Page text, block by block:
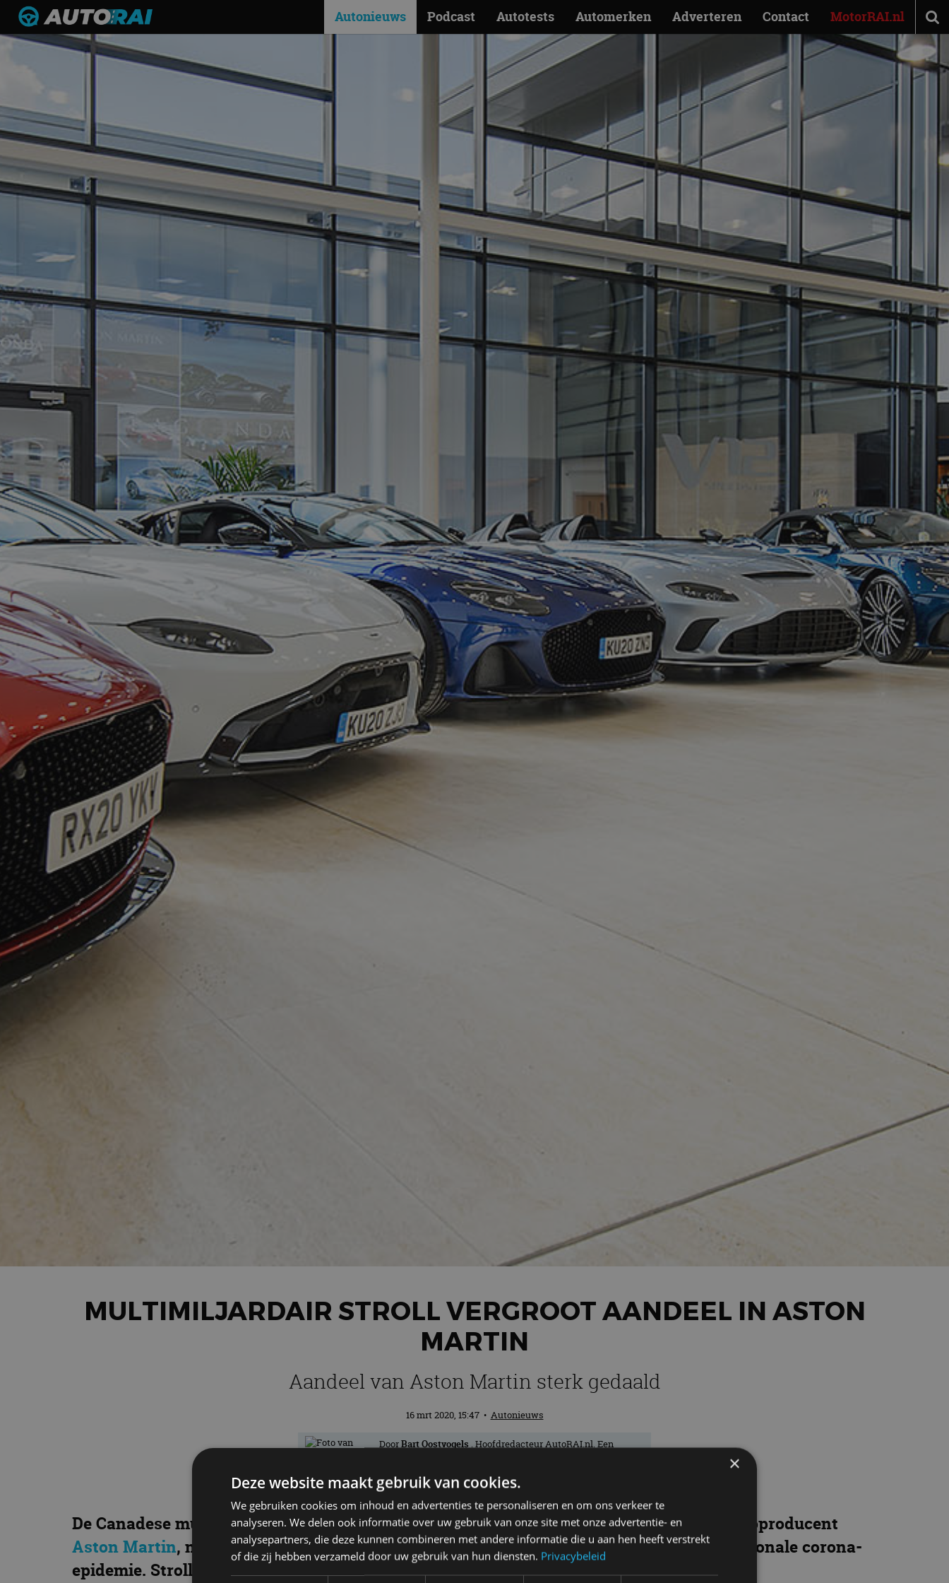
Autonieuws Podcast Autotests Automerken Adverteren Contact MotorRAI.nl
MULTIMILJARDAIR STROLL VERGROOT AANDEEL IN ASTON
MARTIN
Aandeel van Aston Martin sterk gedaald
16 mrt 2020, 15:47 • Autonieuws
DoorBart Oostvogels . Hoofdredacteur AutoRAI.nl. Een
De Canadese multimiljardair Lawrence Stroll vergroot zijn aandeel in de Britse sportautoproducent
Aston Martin, nu het aandeel van dit merk sterk is gedaald door onder meer de internationale corona-
epidemie. Stroll slaat direct toe en koopt meer aandelen, meldtAutoCar.
×
Deze website maakt gebruik van cookies.
We gebruiken cookies om inhoud en advertenties te personaliseren en om ons verkeer te
analyseren. We delen ook informatie over uw gebruik van onze site met onze advertentie- en
analysepartners, die deze kunnen combineren met andere informatie die u aan hen heeft verstrekt
of die zij hebben verzameld door uw gebruik van hun diensten. Privacybeleid